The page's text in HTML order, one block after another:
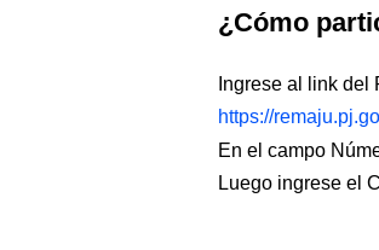
¿Cómo
Ingrese al link del
https://
En el campo
Luego ingrese el